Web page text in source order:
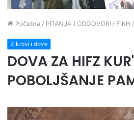
Početna / PITANJA I ODGOVORI / FIKH /
Zikrovi i dove
DOVA ZA HIFZ
POBOLJŠANJE